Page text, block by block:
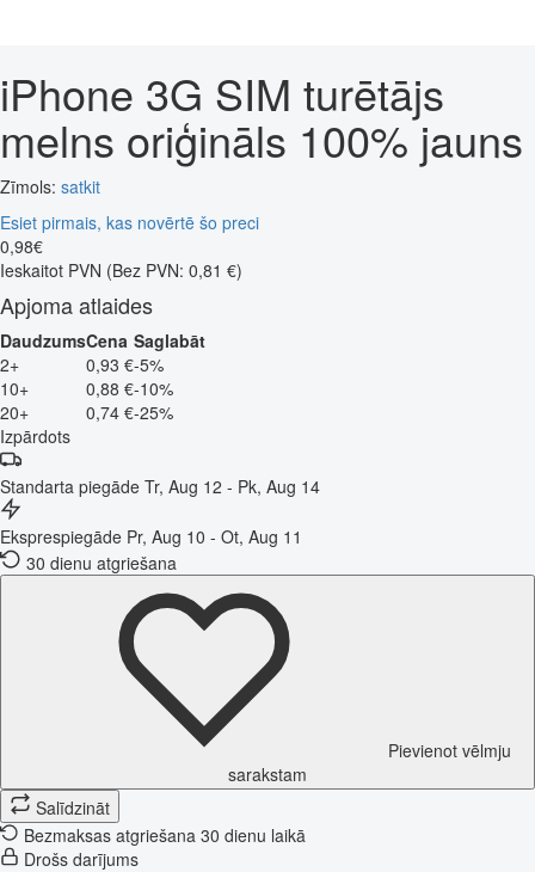
iPhone 3G SIM turētājs
melns oriģināls 100% jauns
Zīmols: satkit
Esiet pirmais, kas novērtē šo preci
0,98€
Ieskaitot PVN (Bez PVN: 0,81 €)
Apjoma atlaides
DaudzumsCena Saglabāt
2+
0,93 €-5%
10+
0,88 €-10%
20+
0,74 €-25%
Izpārdots
Standarta piegāde Tr, Aug 12 - Pk, Aug 14
Eksprespiegāde Pr, Aug 10 - Ot, Aug 11
30 dienu atgriešana
Pievienot vēlmju
sarakstam
Salīdzināt
Bezmaksas atgriešana 30 dienu laikā
Drošs darījums